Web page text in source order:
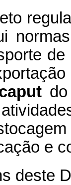
do
e
deste